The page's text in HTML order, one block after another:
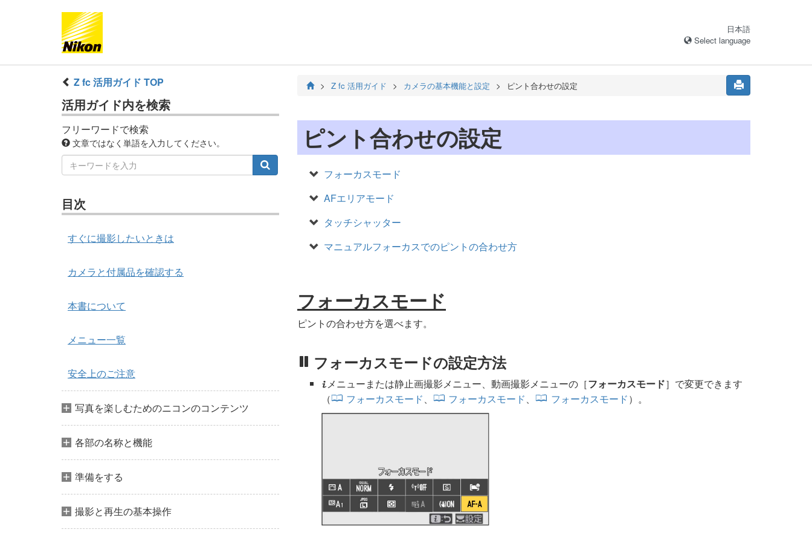
日本語
Select language
Z fc 活用ガイド TOP
活用ガイド内を検索
フリーワードで検索
文章ではなく単語を入力してください。
目次
すぐに撮影したいときは
カメラと付属品を確認する
本書について
メニュー一覧
安全上のご注意
写真を楽しむためのニコンのコンテンツ
各部の名称と機能
準備をする
撮影と再生の基本操作
Z fc 活用ガイド カメラの基本機能と設定 ピント合わせの設定
ピント合わせの設定
フォーカスモード
AFエリアモード
タッチシャッター
マニュアルフォーカスでのピントの合わせ方
フォーカスモード
ピントの合わせ方を選べます。
フォーカスモードの設定方法
i メニューまたは静止画撮影メニュー、動画撮影メニューの［フォーカスモード］で変更できます
（
フォーカスモード、 フォーカスモード、 フォーカスモード）。